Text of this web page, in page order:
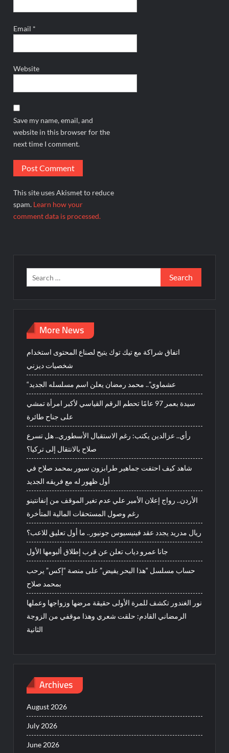
Email *
Website
Save my name, email, and
website in this browser for the
next time I comment.
This site uses Akismet to reduce
spam. Learn how your
comment data is processed.
Search
for:
More News
اتفاق شراكة مع تيك توك يتيح لصناع المحتوى استخدام
شخصيات ديزني
“عشماوي”.. محمد رمضان يعلن اسم مسلسله الجديد
سيدة بعمر 97 عامًا تحطم الرقم القياسي لأكبر امرأة تمشي
على جناح طائرة
رأي.. عزالدين يكتب: رغم الاستقبال الأسطوري.. هل تسرع
صلاح بالانتقال إلى تركيا؟
شاهد كيف احتفت جماهير طرابزون سبور بمحمد صلاح في
أول ظهور له مع فريقه الجديد
الأردن.. رواج إعلان الأمير علي عدم تغير الموقف من إنفانتينو
رغم وصول المستحقات المالية المتأخرة
ريال مدريد يجدد عقد فينيسيوس جونيور.. ما أول تعليق للاعب؟
جانا عمرو دياب تعلن عن قرب إطلاق ألبومها الأول
حساب مسلسل “هذا البحر يفيض” على منصة “إكس” يرحب
بمحمد صلاح
نور الغندور تكشف للمرة الأولى حقيقة مرضها وزواجها وعملها
الرمضاني القادم: حلقت شعري وهذا موقفي من الزوجة
الثانية
Archives
August 2026
July 2026
June 2026